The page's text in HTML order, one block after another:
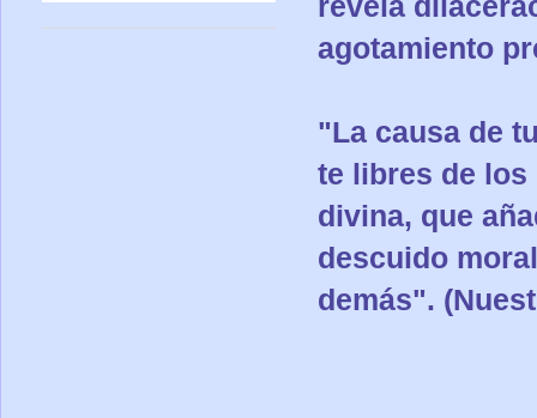
agotamiento
"La causa de
te libres de los
divina, que
descuido
demás".